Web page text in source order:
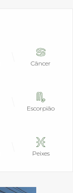
Câncer
Escorpião
Peixes